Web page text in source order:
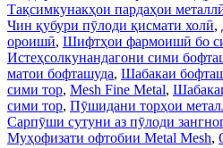
Тақсимкунакҳои пардаҳои
Чин қубури пӯлоди қисмати холӣ,
ороишӣ, Шифтҳои фармоишӣ бо
Истеҳсолкунандагони сими
матои бофташуда, Шабакаи
сими тор, Mesh Fine Metal,
сими тор, Пӯшидани торҳои
Сарпӯши сутуни аз пӯлоди
Муҳофизати офтобии Metal Mesh,